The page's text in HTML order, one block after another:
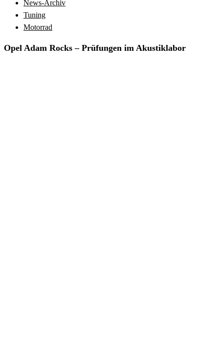
News-Archiv
Tuning
Motorrad
Opel Adam Rocks – Prüfungen im Akustiklabor